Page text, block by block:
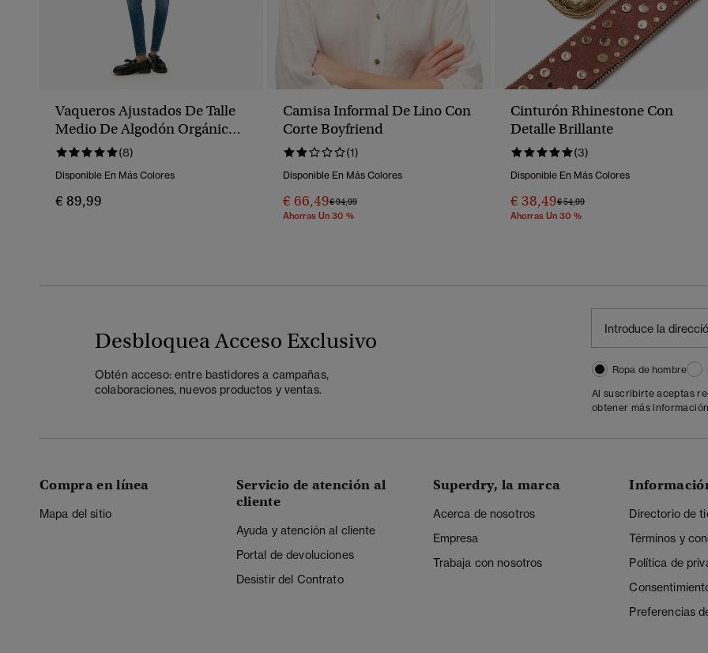
Vaqueros Ajustados De Talle
Medio De Algodón Orgánico
Vintage
(8)
Disponible En Más Colores
€ 89,99
Camisa Informal De Lino Con
Corte Boyfriend
(1)
Disponible En Más Colores
€ 66,49Precio Rebajado De
€ 94,99A
Ahorras Un 30 %
Cinturón Rhinestone Con
Detalle Brillante
(3)
Disponible En Más Colores
€ 38,49Precio Rebajado De
€ 54,99A
Ahorras Un 30 %
Desbloquea Acceso Exclusivo
Obtén acceso: entre bastidores a campañas,
colaboraciones, nuevos productos y ventas.
Ropa de hombre
Al suscribirte aceptas
obtener más
Compra en línea
Mapa del sitio
Servicio de atención al
cliente
Ayuda y atención al cliente
Portal de devoluciones
Desistir del Contrato
Superdry, la marca
Acerca de nosotros
Empresa
Trabaja con nosotros
Directorio de
Términos y
Política de
Preferencias